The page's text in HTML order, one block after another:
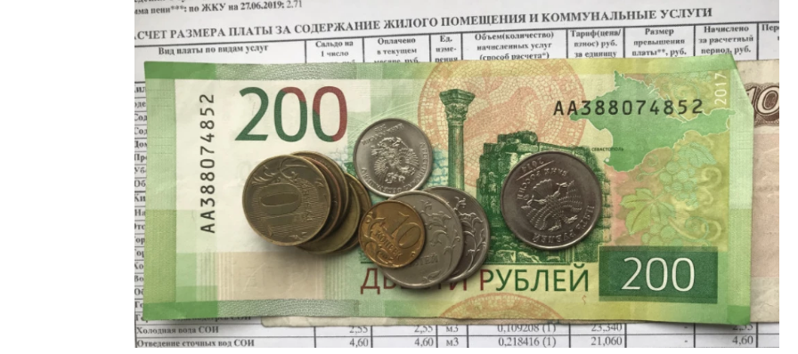
Ищем новые берега. Гендиректор
«Жилищной инициативы» Юрий
Гатилов — о том, как девелоперу
оставаться на плаву, когда рынок
штормит
СТРОИТЕЛЬСТВО
Смелость архитектурных
Генеральный директор
ЗИАС — об эстетике
трендах в фасадах и
СТРОИТЕЛЬСТВО